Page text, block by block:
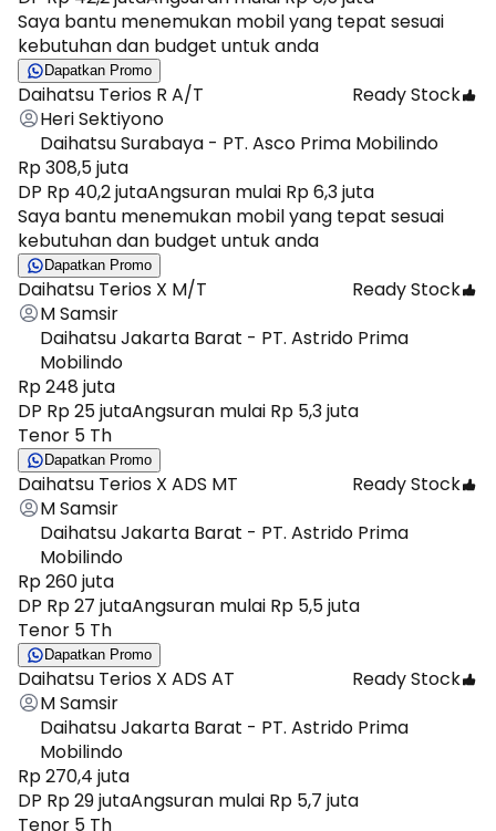
Saya bantu menemukan mobil yang tepat sesuai
kebutuhan dan budget untuk anda
Dapatkan Promo
Daihatsu Terios R A/T
Ready Stock
Heri Sektiyono
Daihatsu Surabaya - PT. Asco Prima Mobilindo
Rp 308,5 juta
DP Rp 40,2 jutaAngsuran mulai Rp 6,3 juta
Saya bantu menemukan mobil yang tepat sesuai
kebutuhan dan budget untuk anda
Dapatkan Promo
Daihatsu Terios X M/T
Ready Stock
M Samsir
Daihatsu Jakarta Barat - PT. Astrido Prima
Mobilindo
Rp 248 juta
DP Rp 25 jutaAngsuran mulai Rp 5,3 juta
Tenor 5 Th
Dapatkan Promo
Daihatsu Terios X ADS MT
Ready Stock
M Samsir
Daihatsu Jakarta Barat - PT. Astrido Prima
Mobilindo
Rp 260 juta
DP Rp 27 jutaAngsuran mulai Rp 5,5 juta
Tenor 5 Th
Dapatkan Promo
Daihatsu Terios X ADS AT
Ready Stock
M Samsir
Daihatsu Jakarta Barat - PT. Astrido Prima
Mobilindo
Rp 270,4 juta
DP Rp 29 jutaAngsuran mulai Rp 5,7 juta
Tenor 5 Th